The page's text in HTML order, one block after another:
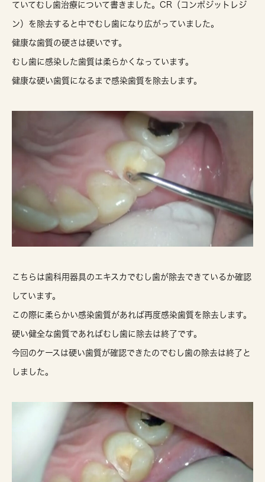
ていてむし歯治療について書きました。CR（コンポジットレジ
ン）を除去すると中でむし歯になり広がっていました。
健康な歯質の硬さは硬いです。
むし歯に感染した歯質は柔らかくなっています。
健康な硬い歯質になるまで感染歯質を除去します。
こちらは歯科用器具のエキスカでむし歯が除去できているか確認
しています。
この際に柔らかい感染歯質があれば再度感染歯質を除去します。
硬い健全な歯質であればむし歯に除去は終了です。
今回のケースは硬い歯質が確認できたのでむし歯の除去は終了と
しました。